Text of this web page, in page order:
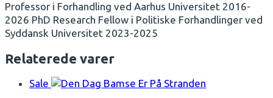
Professor i Forhandling ved Aarhus Universitet 2016-
2026 PhD Research Fellow i Politiske Forhandlinger ved
Syddansk Universitet 2023-2025
Relaterede varer
Sale